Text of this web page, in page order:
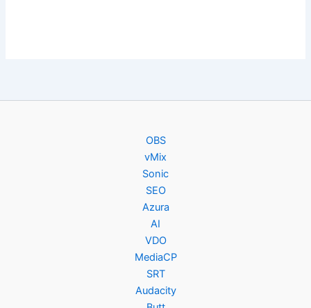
OBS
vMix
Sonic
SEO
Azura
AI
VDO
MediaCP
SRT
Audacity